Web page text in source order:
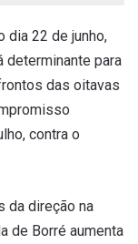
dia 22 de junho,
determinante para
das oitavas
contra o
da direção na
de Borré aumenta